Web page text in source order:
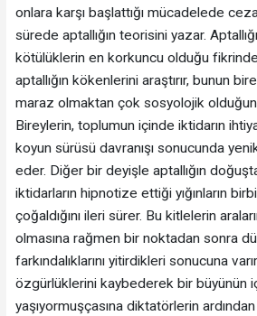
onlara karşı başlattığı mücadelede
sürede aptallığın teorisini yazar.
kötülüklerin en korkuncu olduğu
aptallığın kökenlerini araştırır, bunun
maraz olmaktan çok sosyolojik
Bireylerin, toplumun içinde iktidarın
koyun sürüsü davranışı sonucunda
eder. Diğer bir deyişle aptallığın
iktidarların hipnotize ettiği yığınların
çoğaldığını ileri sürer. Bu kitlelerin
olmasına rağmen bir noktadan sonra
farkındalıklarını yitirdikleri sonucuna
özgürlüklerini kaybederek bir büyünün
yaşıyormuşçasına diktatörlerin